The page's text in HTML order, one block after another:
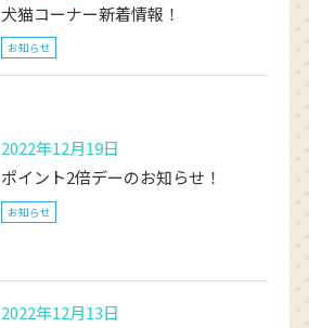
犬猫コーナー新着情報！
お知らせ
2022年12月19日
ポイント2倍デーのお知らせ！
お知らせ
2022年12月13日